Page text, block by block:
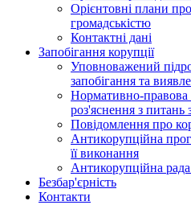
Орієнтовні плани
громадськістю
Контактні дані
Запобігання корупції
Уповноважений
запобігання та
Нормативно-правова
роз'яснення з питань
Повідомлення про
Антикорупційна
її виконання
Антикорупційна
Безбар'єрність
Контакти